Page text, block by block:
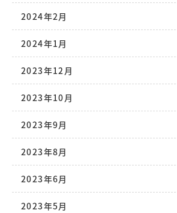
2024年2月
2024年1月
2023年12月
2023年10月
2023年9月
2023年8月
2023年6月
2023年5月